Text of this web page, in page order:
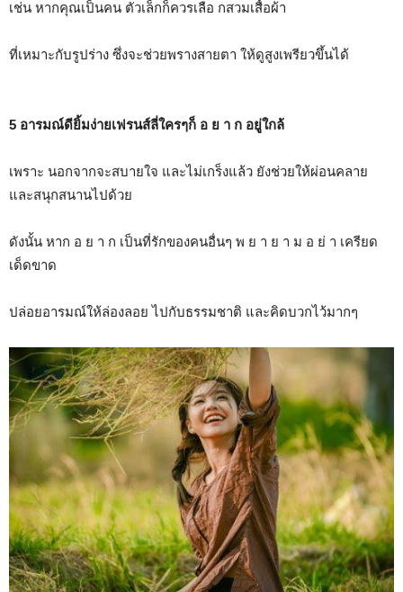
เช่น หากคุณเป็นคน ตัวเล็กก็ควรเลือ กสวมเสื้อผ้า
ที่เหมาะกับรูปร่าง ซึ่งจะช่วยพรางสายตา ให้ดูสูงเพรียวขึ้นได้
5 อารมณ์ดียิ้มง่ายเฟรนส์ลี่ใครๆก็ อ ย า ก อยู่ใกล้
เพราะ นอกจากจะสบายใจ และไม่เกร็งแล้ว ยังช่วยให้ผ่อนคลาย
และสนุกสนานไปด้วย
ดังนั้น หาก อ ย า ก เป็นที่รักของคนอื่นๆ พ ย า ย า ม อ ย่ า เครียด
เด็ดขาด
ปล่อยอารมณ์ให้ล่องลอย ไปกับธรรมชาติ และคิดบวกไว้มากๆ